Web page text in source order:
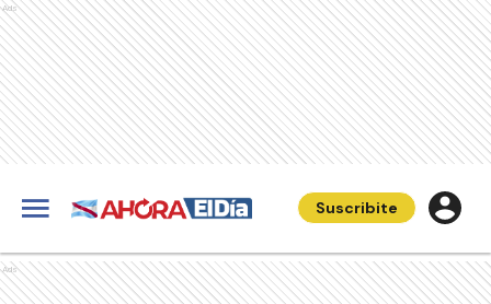
Ads
Suscribite
Ads